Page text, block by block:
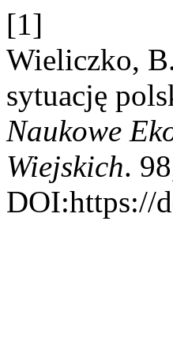
[1]
Wieliczko,
sytuację
Naukowe
Wiejskich.
DOI:https://